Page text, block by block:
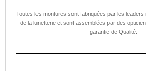
Toutes les montures sont fabriquées par les leaders
de la lunetterie et sont assemblées par des
garantie de Qualité.